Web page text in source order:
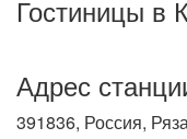
Гостиницы в
Адрес
391836, Россия,